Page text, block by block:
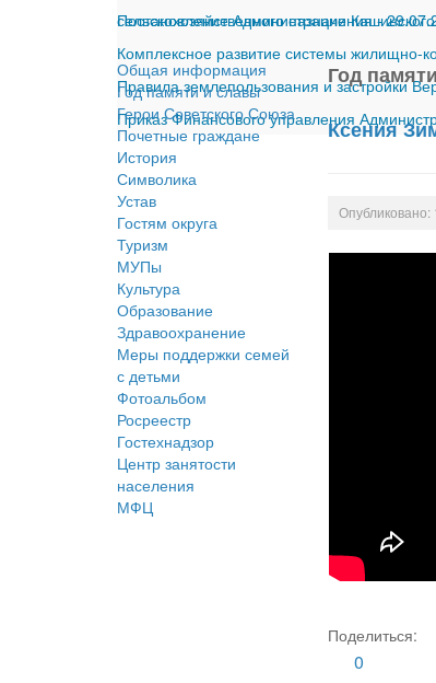
сельскохозяйственного назначения-
Постановление Администрации
Комплексное развитие системы жилищно-
Правила землепользования и застройки
Приказ Финансового управления
Общая информация
Год памяти и славы
Герои Советского Союза
Почетные граждане
История
Символика
Устав
Гостям округа
Туризм
МУПы
Культура
Образование
Здравоохранение
Меры поддержки семей
с детьми
Фотоальбом
Росреестр
Гостехнадзор
Центр занятости
населения
МФЦ
Год
Ксения
Опубликовано:
Поделиться:
0